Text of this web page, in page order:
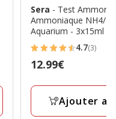
Sera - Test
Ammoniaque NH4/
Aquarium - 3x15ml
4.7
étoiles
avec
avis
4.7(3)
Prix
12.99€
Ajouter